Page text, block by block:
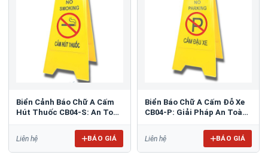
Biển Cảnh Báo Chữ A Cấm
Hút Thuốc CB04-S: An Toàn
Liên hệ BÁO GIÁ
Biển Báo Chữ A Cấm Đỗ Xe
CB04-P: Giải Pháp An Toàn
Liên hệ BÁO GIÁ